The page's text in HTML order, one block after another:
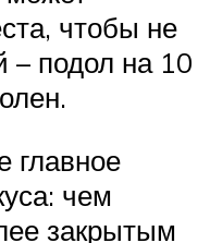
чтобы не
– подол на 10
главное
чем
закрытым